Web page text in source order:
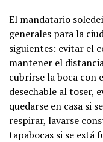
El mandatario
generales para la
siguientes: evitar el
mantener el
cubrirse la boca con
desechable al toser,
quedarse en casa si
respirar, lavarse
tapabocas si se está